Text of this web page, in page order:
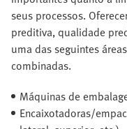
seus processos.
preditiva, qualidade
uma das seguintes
combinadas.
Máquinas de
Encaixotadoras/